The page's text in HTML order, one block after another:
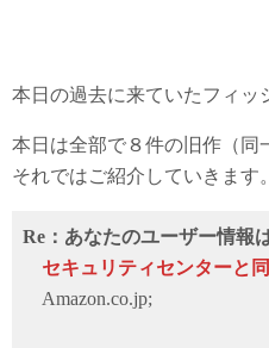
本日の過去に来ていたフィッ
本日は全部で８件の旧作（同
それではご紹介していきます。
Re：あなたのユーザー情報
セキュリティセンターと
Amazon.co.jp;